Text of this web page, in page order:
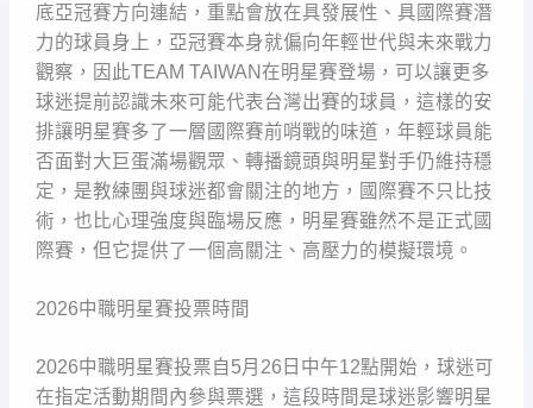
底亞冠賽方向連結，重點會放在具發展性、具國際賽潛
力的球員身上，亞冠賽本身就偏向年輕世代與未來戰力
觀察，因此TEAM TAIWAN在明星賽登場，可以讓更多
球迷提前認識未來可能代表台灣出賽的球員，這樣的安
排讓明星賽多了一層國際賽前哨戰的味道，年輕球員能
否面對大巨蛋滿場觀眾、轉播鏡頭與明星對手仍維持穩
定，是教練團與球迷都會關注的地方，國際賽不只比技
術，也比心理強度與臨場反應，明星賽雖然不是正式國
際賽，但它提供了一個高關注、高壓力的模擬環境。
2026中職明星賽投票時間
2026中職明星賽投票自5月26日中午12點開始，球迷可
在指定活動期間內參與票選，這段時間是球迷影響明星